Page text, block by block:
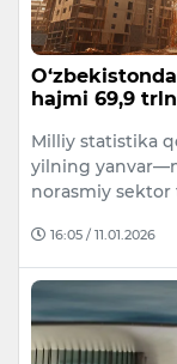
hajmi 69,9
Milliy statistika
yilning
norasmiy
16:05 / 11.01.2026